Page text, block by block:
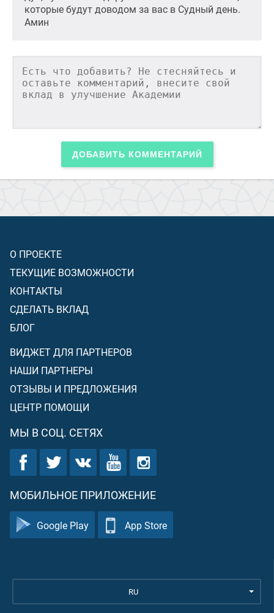
которые будут доводом за вас в Судный день.
Амин
ДОБАВИТЬ КОММЕНТАРИЙ
О ПРОЕКТЕ
ТЕКУЩИЕ ВОЗМОЖНОСТИ
КОНТАКТЫ
СДЕЛАТЬ ВКЛАД
БЛОГ
ВИДЖЕТ ДЛЯ ПАРТНЕРОВ
НАШИ ПАРТНЕРЫ
ОТЗЫВЫ И ПРЕДЛОЖЕНИЯ
ЦЕНТР ПОМОЩИ
МЫ В СОЦ. СЕТЯХ
МОБИЛЬНОЕ ПРИЛОЖЕНИЕ
Google Play App Store
RU